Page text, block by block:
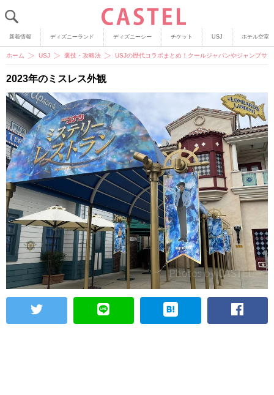
新着情報 ディズニーランド ディズニーシー チケット USJ ホテル空室
ホーム USJ 裏技・攻略法 USJの歴代コラボまとめ！クールジャパンやジャンプサ
2023年のミスレス外観